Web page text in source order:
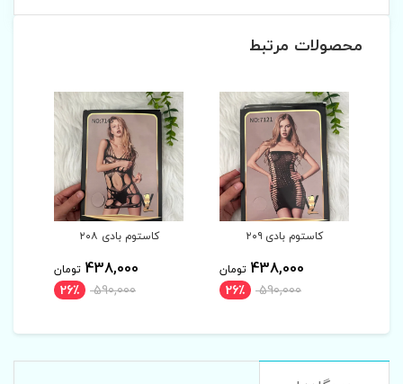
محصولات مرتبط
کاستوم بادی ۲۰۹
438,000 تومان
590,000 26٪
کاستوم بادی ۲۰۸
438,000 تومان
590,000 26٪